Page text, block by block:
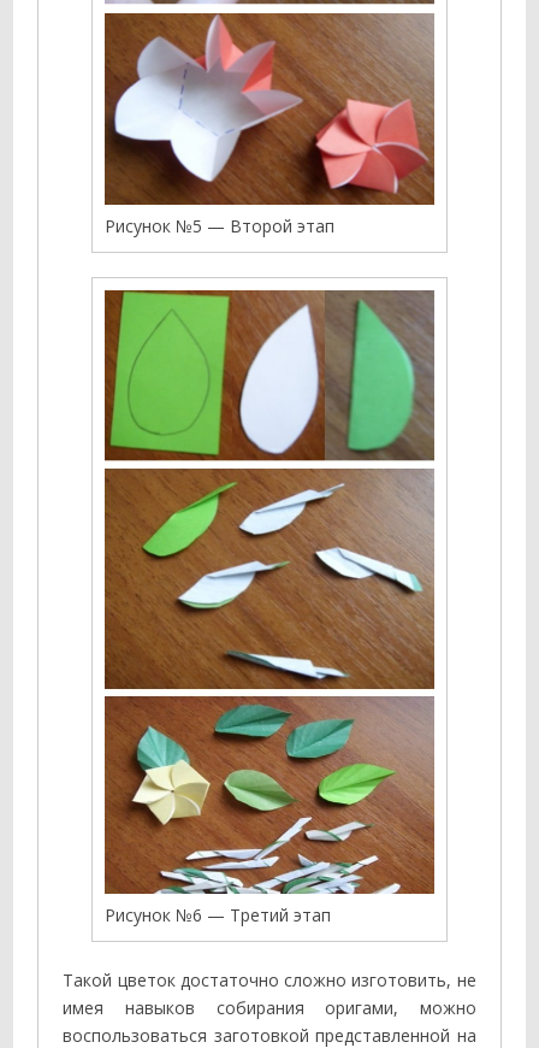
Рисунок №5 — Второй этап
Рисунок №6 — Третий этап
Такой цветок достаточно сложно изготовить, не
имея навыков собирания оригами, можно
воспользоваться заготовкой представленной на